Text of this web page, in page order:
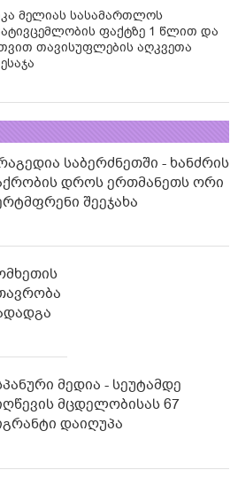
მელიას სასამართლოს
ფაქტზე 1 წლით და
თავისუფლების აღკვეთა
საბერძნეთში - ხანძრის
დროს ერთმანეთს ორი
შეეჯახა
მედია - სეუტამდე
მცდელობისას 67
დაიღუპა